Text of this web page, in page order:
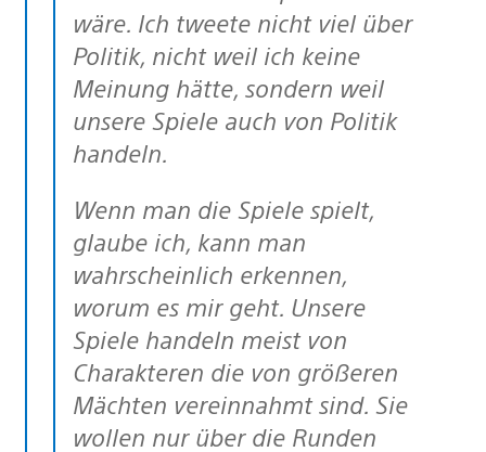
wäre. Ich tweete nicht viel über
Politik, nicht weil ich keine
Meinung hätte, sondern weil
unsere Spiele auch von Politik
handeln.
Wenn man die Spiele spielt,
glaube ich, kann man
wahrscheinlich erkennen,
worum es mir geht. Unsere
Spiele handeln meist von
Charakteren die von größeren
Mächten vereinnahmt sind. Sie
wollen nur über die Runden